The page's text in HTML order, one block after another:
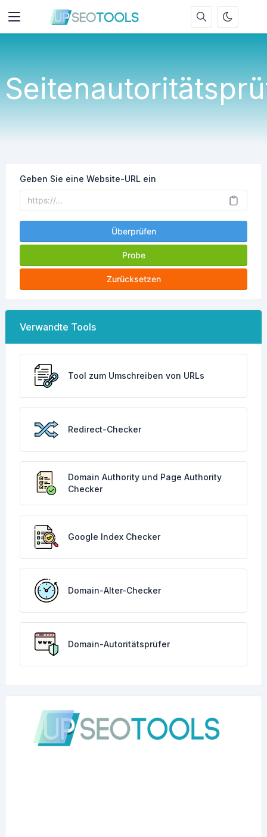
Geben Sie eine Website-URL ein
Überprüfen
Probe
Zurücksetzen
Verwandte Tools
Tool zum Umschreiben von URLs
Redirect-Checker
Domain Authority und Page Authority
Checker
Google Index Checker
Domain-Alter-Checker
Domain-Autoritätsprüfer